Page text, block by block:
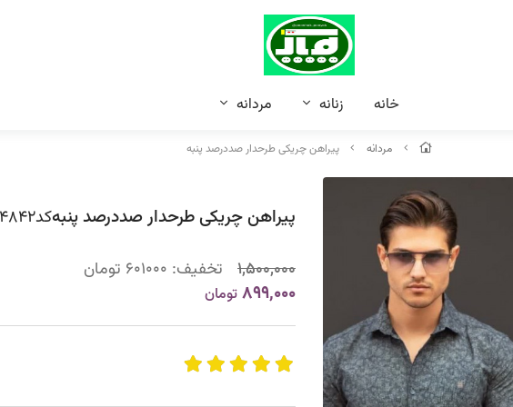
خانه زنانه مردانه
مردانه پیراهن چریکی طرحدار صددرصد پنبه
پیراهن چریکی طرحدار صددرصد پنبهکد
1,500,000
تخفیف: 601000 تومان
899,000 تومان